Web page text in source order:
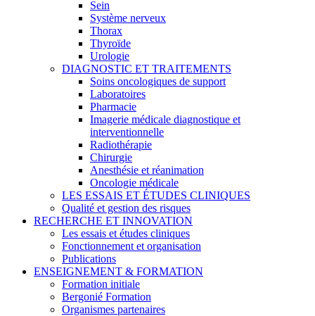
Sein
Système nerveux
Thorax
Thyroïde
Urologie
DIAGNOSTIC ET TRAITEMENTS
Soins oncologiques de support
Laboratoires
Pharmacie
Imagerie médicale diagnostique et
interventionnelle
Radiothérapie
Chirurgie
Anesthésie et réanimation
Oncologie médicale
LES ESSAIS ET ÉTUDES CLINIQUES
Qualité et gestion des risques
RECHERCHE ET INNOVATION
Les essais et études cliniques
Fonctionnement et organisation
Publications
ENSEIGNEMENT & FORMATION
Formation initiale
Bergonié Formation
Organismes partenaires